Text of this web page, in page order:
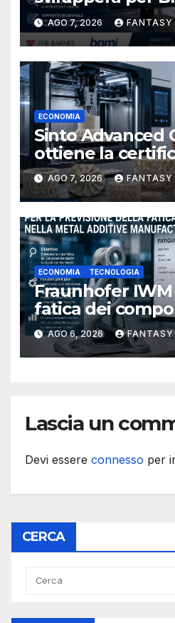
database per la
metallica
navale
AGO 7, 2026 FANTASY
ECONOMIA
Sinto Advanced
ottiene la
9001 per la
ceramiche
AGO 7, 2026 FANTASY
ECONOMIA TECNOLOGIA
Fraunhofer
fatica dei
metallici
AGO 6, 2026 FANTASY
Lascia un
Devi essere connesso per
CERCA